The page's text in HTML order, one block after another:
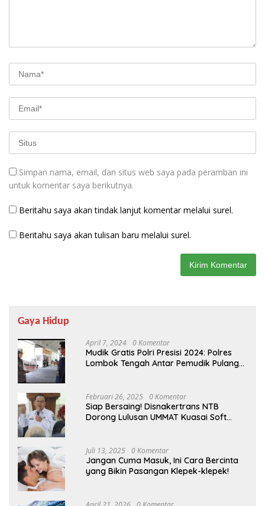
Simpan nama, email, dan situs web saya pada peramban ini
untuk komentar saya berikutnya.
Beritahu saya akan tindak lanjut komentar melalui surel.
Beritahu saya akan tulisan baru melalui surel.
Gaya Hidup
April 7, 2024 0 Komentar
Mudik Gratis Polri Presisi 2024: Polres
Lombok Tengah Antar Pemudik Pulang
Februari 26, 2025 0 Komentar
Siap Bersaing! Disnakertrans NTB
Dorong Lulusan UMMAT Kuasai Soft
Juli 13, 2025 0 Komentar
Jangan Cuma Masuk, Ini Cara Bercinta
yang Bikin Pasangan Klepek-klepek!